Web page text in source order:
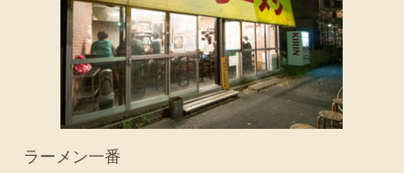
ラーメン一番